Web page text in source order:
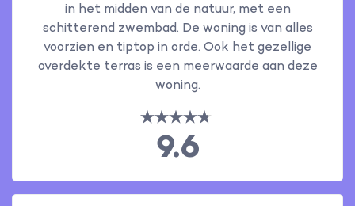
in het midden van de natuur, met een
schitterend zwembad. De woning is van alles
voorzien en tiptop in orde. Ook het gezellige
overdekte terras is een meerwaarde aan deze
woning.
9.6